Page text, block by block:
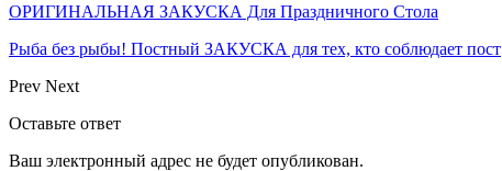
ОРИГИНАЛЬНАЯ ЗАКУСКА Для Праздничного Стола
Рыба без рыбы! Постный ЗАКУСКА для тех, кто соблюдает пост
Prev Next
Оставьте ответ
Ваш электронный адрес не будет опубликован.